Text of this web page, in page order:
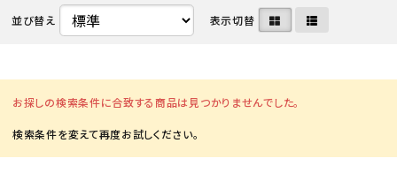
並び替え 表示切替
お探しの検索条件に合致する商品は見つかりませんでした。